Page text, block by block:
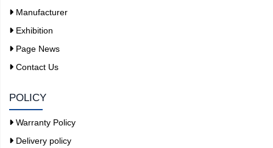
Manufacturer
Exhibition
Page News
Contact Us
POLICY
Warranty Policy
Delivery policy